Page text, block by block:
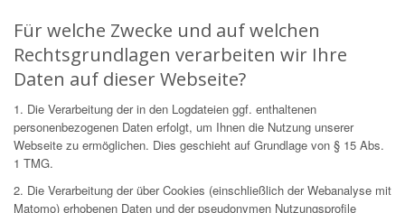
Für welche Zwecke und auf welchen
Rechtsgrundlagen verarbeiten wir Ihre
Daten auf dieser Webseite?
1. Die Verarbeitung der in den Logdateien ggf. enthaltenen
personenbezogenen Daten erfolgt, um Ihnen die Nutzung unserer
Webseite zu ermöglichen. Dies geschieht auf Grundlage von § 15 Abs.
1 TMG.
2. Die Verarbeitung der über Cookies (einschließlich der Webanalyse mit
Matomo) erhobenen Daten und der pseudonymen Nutzungsprofile